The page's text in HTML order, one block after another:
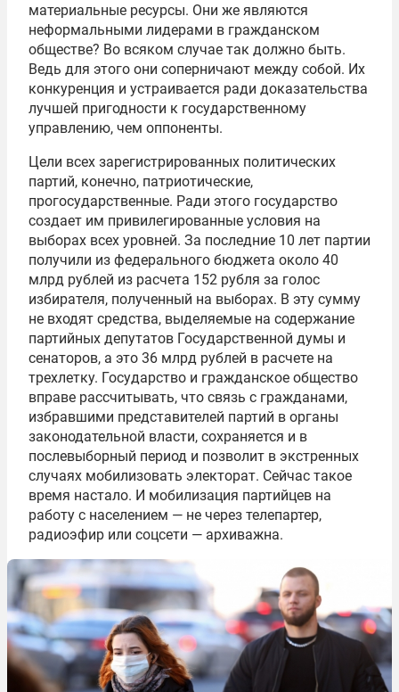
материальные ресурсы. Они же являются
неформальными лидерами в гражданском
обществе? Во всяком случае так должно быть.
Ведь для этого они соперничают между собой. Их
конкуренция и устраивается ради доказательства
лучшей пригодности к государственному
управлению, чем оппоненты.
Цели всех зарегистрированных политических
партий, конечно, патриотические,
прогосударственные. Ради этого государство
создает им привилегированные условия на
выборах всех уровней. За последние 10 лет партии
получили из федерального бюджета около 40
млрд рублей из расчета 152 рубля за голос
избирателя, полученный на выборах. В эту сумму
не входят средства, выделяемые на содержание
партийных депутатов Государственной думы и
сенаторов, а это 36 млрд рублей в расчете на
трехлетку. Государство и гражданское общество
вправе рассчитывать, что связь с гражданами,
избравшими представителей партий в органы
законодательной власти, сохраняется и в
послевыборный период и позволит в экстренных
случаях мобилизовать электорат. Сейчас такое
время настало. И мобилизация партийцев на
работу с населением — не через телепартер,
радиоэфир или соцсети — архиважна.